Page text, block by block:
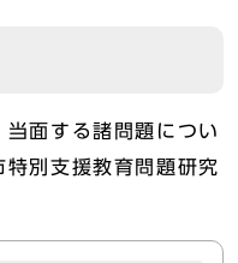
面する諸問題につい
別支援教育問題研究